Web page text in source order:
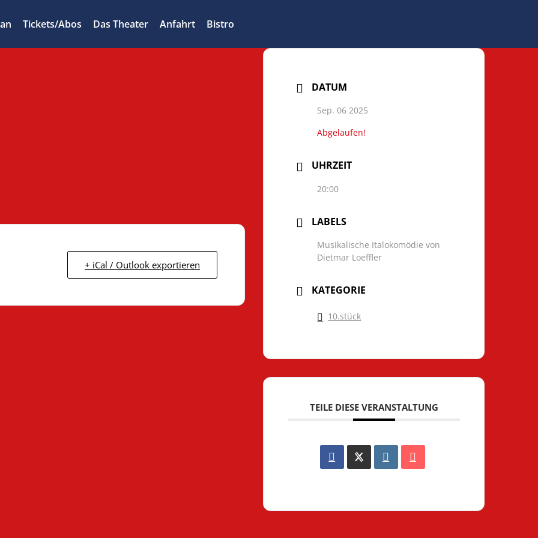
Tickets/Abos Das Theater Anfahrt Bistro
+ iCal / Outlook exportieren
DATUM
Sep. 06 2025
Abgelaufen!
UHRZEIT
20:00
LABELS
Musikalische Italokomödie von
Dietmar Loeffler
KATEGORIE
10.stück
TEILE DIESE VERANSTALTUNG